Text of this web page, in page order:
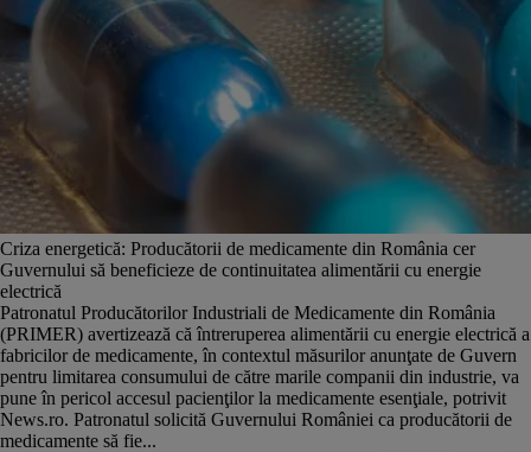
Criza energetică: Producătorii de medicamente din România cer
Guvernului să beneficieze de continuitatea alimentării cu energie
electrică
Patronatul Producătorilor Industriali de Medicamente din România
(PRIMER) avertizează că întreruperea alimentării cu energie electrică a
fabricilor de medicamente, în contextul măsurilor anunţate de Guvern
pentru limitarea consumului de către marile companii din industrie, va
pune în pericol accesul pacienţilor la medicamente esenţiale, potrivit
News.ro. Patronatul solicită Guvernului României ca producătorii de
medicamente să fie...